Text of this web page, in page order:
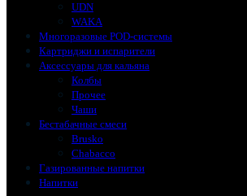
UDN
WAKA
Многоразовые POD-системы
Картриджи и испарители
Аксессуары для кальяна
Колбы
Прочее
Чаши
Бестабачные смеси
Brusko
Chabacco
Газированные напитки
Напитки